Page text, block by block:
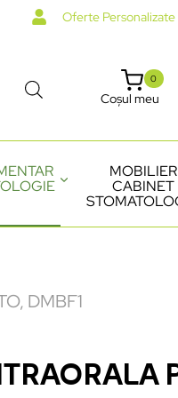
Oferte Personalizate
Coșul meu
0
MOBILIER
CABINET
DMBF1